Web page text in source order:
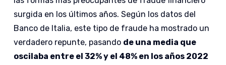
surgida en los últimos años. Según los datos del
Banco de Italia, este tipo de fraude ha mostrado un
verdadero repunte, pasando de una media que
oscilaba entre el 32% y el 48% en los años 2022